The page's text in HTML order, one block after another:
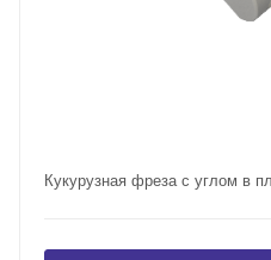
Кукурузная фреза с углом в